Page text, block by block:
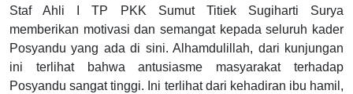
Staf Ahli I TP PKK Sumut Titiek Sugiharti Surya
memberikan motivasi dan semangat kepada seluruh kader
Posyandu yang ada di sini. Alhamdulillah, dari kunjungan
ini terlihat bahwa antusiasme masyarakat terhadap
Posyandu sangat tinggi. Ini terlihat dari kehadiran ibu hamil,